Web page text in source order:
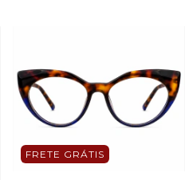
FRETE GRÁTIS